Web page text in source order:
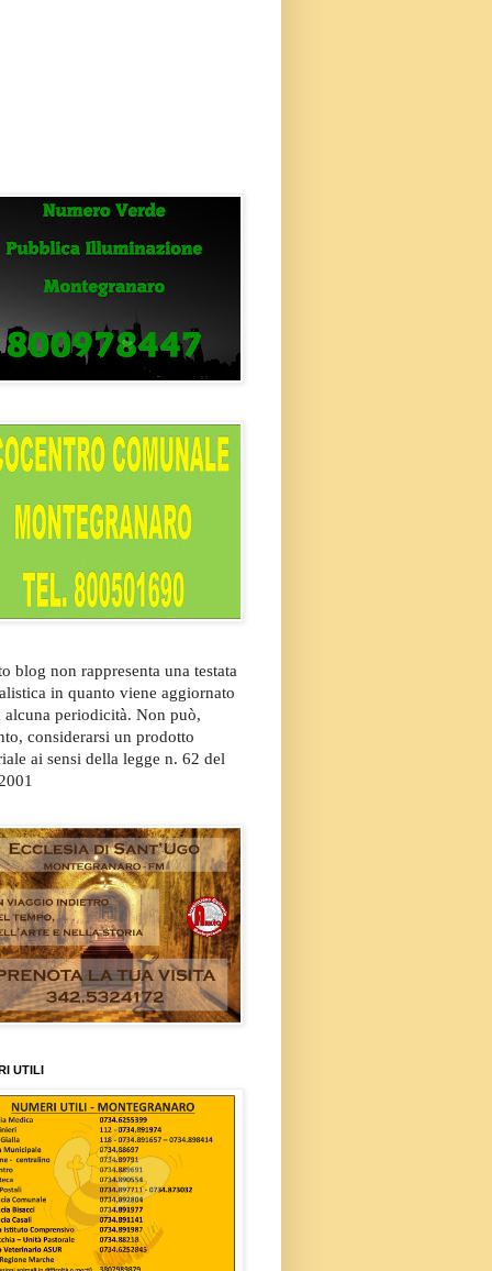
blog non rappresenta una testata
in quanto viene aggiornato
alcuna periodicità. Non può,
considerarsi un prodotto
ai sensi della legge n. 62 del
UTILI